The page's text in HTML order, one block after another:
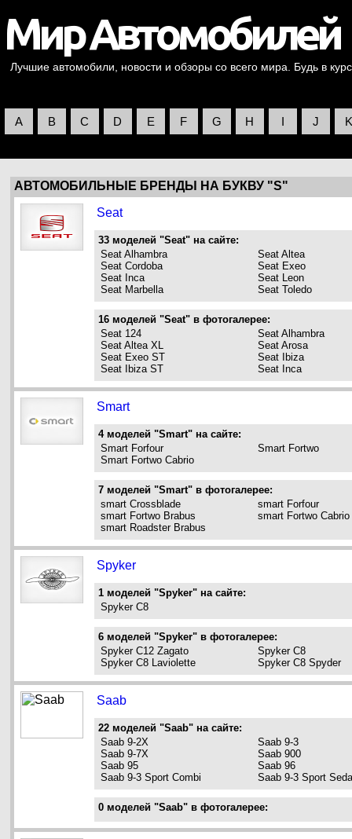
Лучшие автомобили, новости и обзоры со всего мира. Будь в
A B C D E F G H I J K
АВТОМОБИЛЬНЫЕ БРЕНДЫ НА БУКВУ "S"
Seat
33 моделей "Seat" на сайте:
Seat Alhambra
Seat Altea
Seat Cordoba
Seat Exeo
Seat Inca
Seat Leon
Seat Marbella
Seat Toledo
16 моделей "Seat" в фотогалерее:
Seat 124
Seat Alhambra
Seat Altea XL
Seat Arosa
Seat Exeo ST
Seat Ibiza
Seat Ibiza ST
Seat Inca
Smart
4 моделей "Smart" на сайте:
Smart Forfour
Smart Fortwo
Smart Fortwo Cabrio
7 моделей "Smart" в фотогалерее:
smart Crossblade
smart Forfour
smart Fortwo Brabus
smart Fortwo Cabrio
smart Roadster Brabus
Spyker
1 моделей "Spyker" на сайте:
Spyker C8
6 моделей "Spyker" в фотогалерее:
Spyker C12 Zagato
Spyker C8
Spyker C8 Laviolette
Spyker C8 Spyder
Saab
22 моделей "Saab" на сайте:
Saab 9-2X
Saab 9-3
Saab 9-7X
Saab 900
Saab 95
Saab 96
Saab 9-3 Sport Combi
Saab 9-3 Sport
0 моделей "Saab" в фотогалерее: